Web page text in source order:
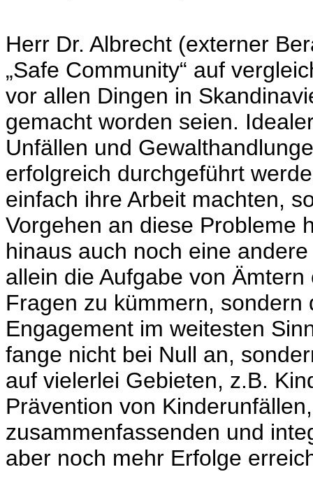
Herr Dr. Albrecht (externer
„Safe Community“ auf
vor allen Dingen in
gemacht worden seien.
Unfällen und
erfolgreich durchgeführt
einfach ihre Arbeit machten,
Vorgehen an diese Probleme
hinaus auch noch eine
allein die Aufgabe von
Fragen zu kümmern,
Engagement im weitesten
fange nicht bei Null an,
auf vielerlei Gebieten, z.B.
Prävention von
zusammenfassenden und
aber noch mehr Erfolge